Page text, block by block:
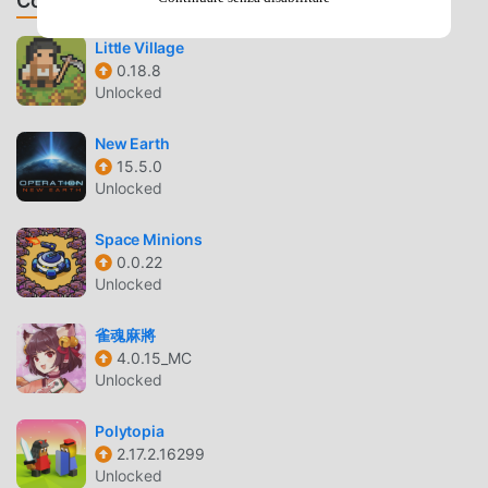
7.4http://android.qualityindex.com/games/22200/majesty-
fantasy-kingdom-sim***** "...Richest real-time strategy
game I’ve yet played on a phone or tablet, and also one of
the more interesting games of this sort I have played on
will get you to the mountaintop gameplay-wise if you're
looking for a loyal reworking of the PC original..." –
PocketGamer***** "It’s a great strategy game. I’d
recommend this to RTS and RPG lovers alike." -
AppAdvice.com***** "I’m glad I finally had the chance to
play in Majesty a lot, and I hope that it gets all the attention
MAJESTY INTRODUZIONE
Majesty Essendo un gioco strategy molto popolare di
recente, ha guadagnato molti fan in tutto il mondo che
amano i giochi strategy. Se vuoi scaricare questo gioco,
come il più grande sito di download di giochi gratuiti per
Little Village
0.18.8
Unlocked
New Earth
15.5.0
Unlocked
Space Minions
0.0.22
Unlocked
雀魂麻將
4.0.15_MC
Unlocked
Polytopia
2.17.2.16299
Unlocked